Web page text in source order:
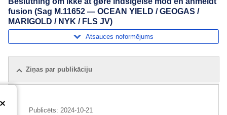
fusion (Sag M.11652 — OCEAN YIELD / GEOGAS /
MARIGOLD / NYK / FLS JV)
Atsauces noformējums
Ziņas par publikāciju
Publicēts: 2024-10-21